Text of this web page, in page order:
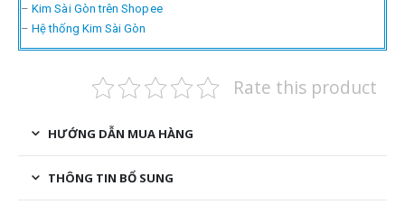
–Kim Sài Gòn trên Shopee
–Hệ thống Kim Sài Gòn
Rate this product
HƯỚNG DẪN MUA HÀNG
THÔNG TIN BỔ SUNG